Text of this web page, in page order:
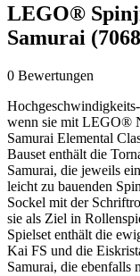
LEGO®
Samurai
0 Bewertungen
wenn sie mit LEGO®
Samurai Elemental
Bauset enthält die
Samurai, die jeweils
leicht zu bauenden
Sockel mit der
sie als Ziel in
Spielset enthält die
Kai FS und die
Samurai, die ebenfalls